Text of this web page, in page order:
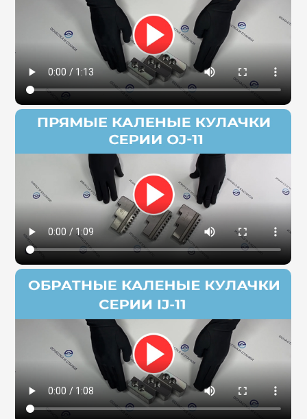
Сервис станков
Сервисное обслуживание станков
Диагностика неисправностей станков
Ремонт винторезных станков
Выполненные проекты
Заявка